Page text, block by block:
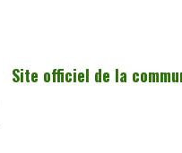
Site officiel de la